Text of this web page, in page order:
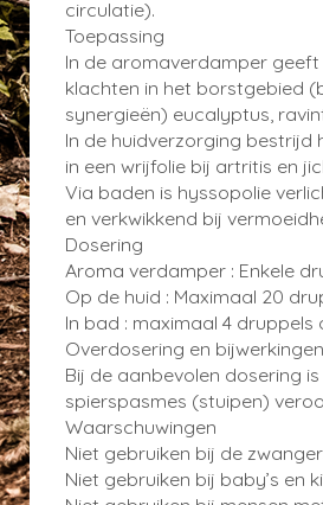
circulatie).
Toepassing
In de aromaverdamper
klachten in het borstgebied
synergieën) eucalyptus,
In de huidverzorging bestrijd
in een wrijfolie bij artritis en
Via baden is hyssopolie
en verkwikkend bij
Dosering
Aroma verdamper : Enkele
Op de huid : Maximaal 20
In bad : maximaal 4
Overdosering en bijwerkingen
Bij de aanbevolen dosering
spierspasmes (stuipen)
Waarschuwingen
Niet gebruiken bij de
Niet gebruiken bij baby’s en